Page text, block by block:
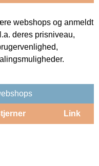
webshops og anmeldt
deres prisniveau,
Link